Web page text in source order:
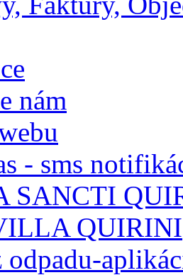
nám
- sms
SANCTI
QUIRINI
odpadu-